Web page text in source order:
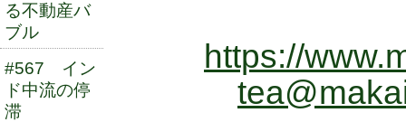
る不動産バ
ブル
#567 イン
ド中流の停
滞
https://